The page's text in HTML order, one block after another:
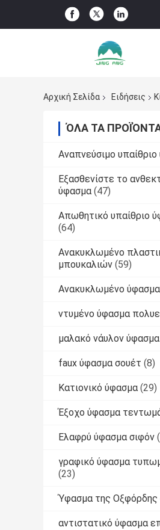
Αρχική Σελίδα
Ειδήσεις
ΌΛΑ ΤΑ
Αναπνεύσιμο
Εξασθενίστε το
ύφασμα (47)
Απωθητικό υπαίθριο
(64)
Ανακυκλωμένο
μπουκαλιών (59)
Ανακυκλωμένο
ντυμένο ύφασμα
μαλακό νάυλον ύφασμα
faux ύφασμα σουέτ (8)
Κατιονικό ύφασμα (29)
Έξοχο ύφασμα
Ελαφρύ ύφασμα σιφόν
γραφικό ύφασμα
(23)
Ύφασμα της Οξφόρδης
αντιστατικό ύφασμα